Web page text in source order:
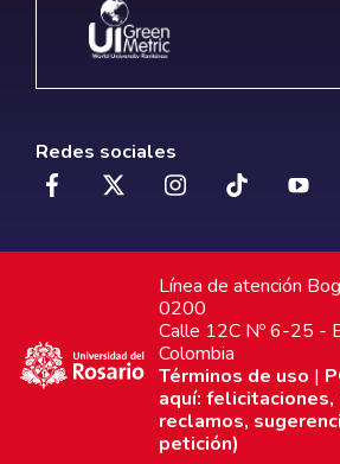
Redes sociales
Línea de atención
0200
Calle 12C Nº 6-25 -
Colombia
Términos de uso |
aquí: felicitaciones,
reclamos,
petición)